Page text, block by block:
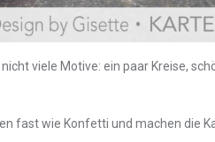
viele Motive: ein paar Kreise,
fast wie Konfetti und machen die